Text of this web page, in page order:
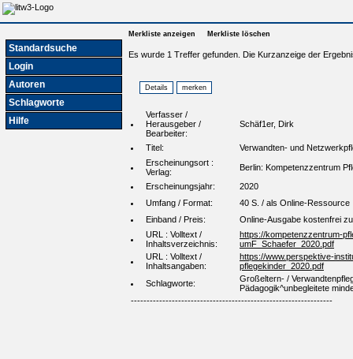
Standardsuche
Login
Autoren
Schlagworte
Hilfe
Merkliste anzeigen Merkliste löschen
Es wurde 1 Treffer gefunden. Die Kurzanzeige der
Verfasser /
Herausgeber /
Bearbeiter:
Schäf1er, Dirk
Titel:
Verwandten- und
Erscheinungsort :
Verlag:
Berlin: Kompetenzzentrum
Erscheinungsjahr:
2020
Umfang / Format:
40 S. / als Online-Ressource
Einband / Preis:
Online-Ausgabe kostenfrei
URL : Volltext /
Inhaltsverzeichnis:
https://kompetenzzentrum-
umF_Schaefer_2020.pdf
URL : Volltext /
Inhaltsangaben:
https://www.perspektive-
pflegekinder_2020.pdf
Schlagworte:
Großeltern- /
Pädagogik^unbegleitete
----------------------------------------------------------------